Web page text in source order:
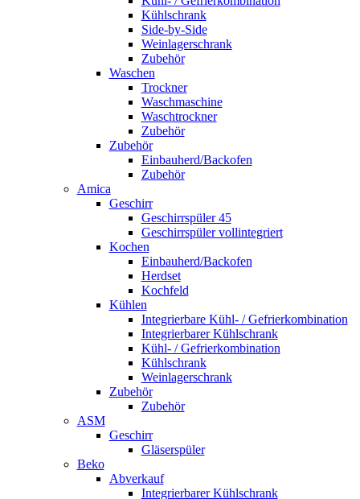
Kühlschrank
Side-by-Side
Weinlagerschrank
Zubehör
Waschen
Trockner
Waschmaschine
Waschtrockner
Zubehör
Zubehör
Einbauherd/Backofen
Zubehör
Amica
Geschirr
Geschirrspüler 45
Geschirrspüler vollintegriert
Kochen
Einbauherd/Backofen
Herdset
Kochfeld
Kühlen
Integrierbare Kühl- / Gefrierkombination
Integrierbarer Kühlschrank
Kühl- / Gefrierkombination
Kühlschrank
Weinlagerschrank
Zubehör
Zubehör
ASM
Geschirr
Gläserspüler
Beko
Abverkauf
Integrierbarer Kühlschrank